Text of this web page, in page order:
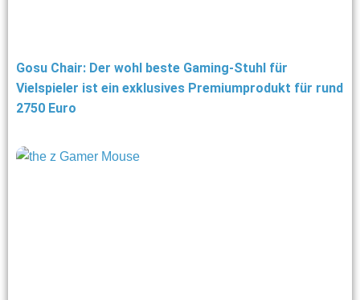
Gosu Chair: Der wohl beste Gaming-Stuhl für
Vielspieler ist ein exklusives Premiumprodukt für rund
2750 Euro